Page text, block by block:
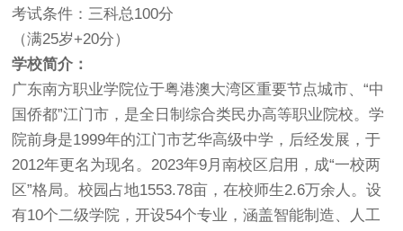
考试条件：三科总100分
（满25岁+20分）
学校简介：
广东南方职业学院位于粤港澳大湾区重要节点城市、“中
国侨都”江门市，是全日制综合类民办高等职业院校。学
院前身是1999年的江门市艺华高级中学，后经发展，于
2012年更名为现名。2023年9月南校区启用，成“一校两
区”格局。校园占地1553.78亩，在校师生2.6万余人。设
有10个二级学院，开设54个专业，涵盖智能制造、人工